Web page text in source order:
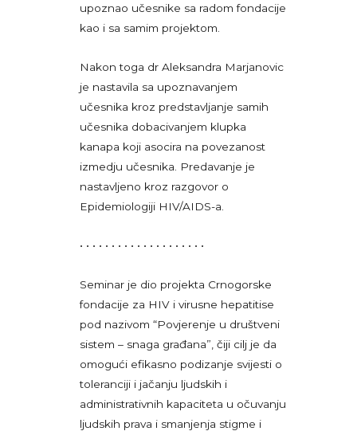
upoznao učesnike sa radom fondacije
kao i sa samim projektom.
Nakon toga dr Aleksandra Marjanovic
je nastavila sa upoznavanjem
učesnika kroz predstavljanje samih
učesnika dobacivanjem klupka
kanapa koji asocira na povezanost
izmedju učesnika. Predavanje je
nastavljeno kroz razgovor o
Epidemiologiji HIV/AIDS-a.
• • • • • • • • • • • • • • • • • • • •
Seminar je dio projekta Crnogorske
fondacije za HIV i virusne hepatitise
pod nazivom “Povjerenje u društveni
sistem – snaga građana”, čiji cilj je da
omogući efikasno podizanje svijesti o
toleranciji i jačanju ljudskih i
administrativnih kapaciteta u očuvanju
ljudskih prava i smanjenja stigme i